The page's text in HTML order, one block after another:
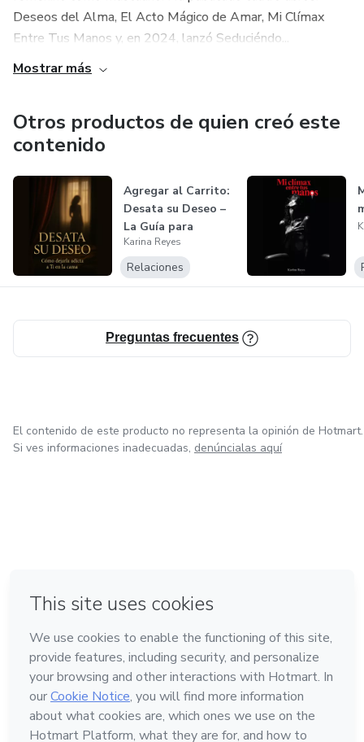
Deseos del Alma, El Acto Mágico de Amar, Mi Clímax
Entre Tus Manos y, en 2024, lanzó Seduciéndo...
Mostrar más
Otros productos de quien creó este
contenido
Agregar al Carrito:
Desata su Deseo –
La Guía para
Dejarla P...
Karina Reyes
Relaciones
Preguntas frecuentes
El contenido de este producto no representa la opinión de Hotmart.
Si ves informaciones inadecuadas, denúncialas aquí
Hecho con❤ en Ciudad de México
Conoce Hotmart
Idioma